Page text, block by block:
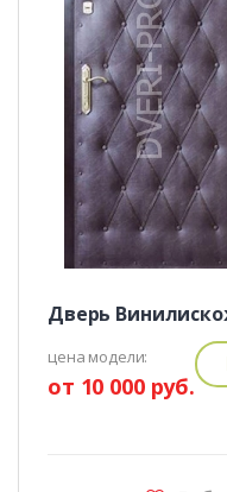
Дверь
цена модели:
от 10 000 руб.